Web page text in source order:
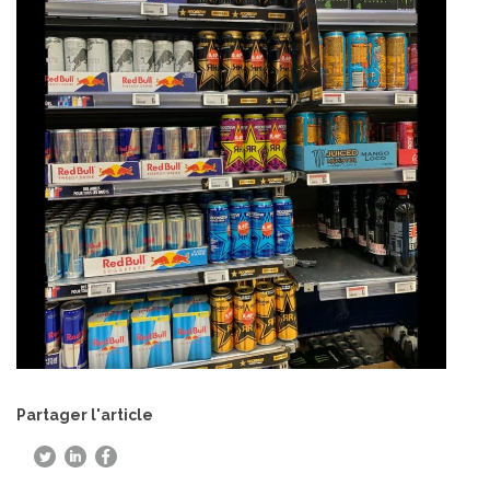
Partager l'article